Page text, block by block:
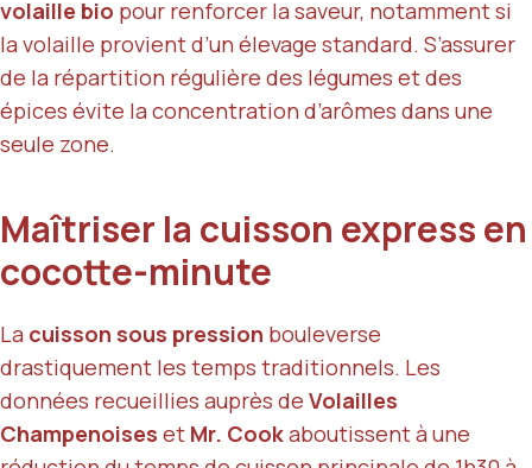
volaille bio pour renforcer la saveur, notamment si
la volaille provient d’un élevage standard. S’assurer
de la répartition régulière des légumes et des
épices évite la concentration d’arômes dans une
seule zone.
Maîtriser la cuisson express en
cocotte-minute
La cuisson sous pression bouleverse
drastiquement les temps traditionnels. Les
données recueillies auprès de Volailles
Champenoises et Mr. Cookaboutissent à une